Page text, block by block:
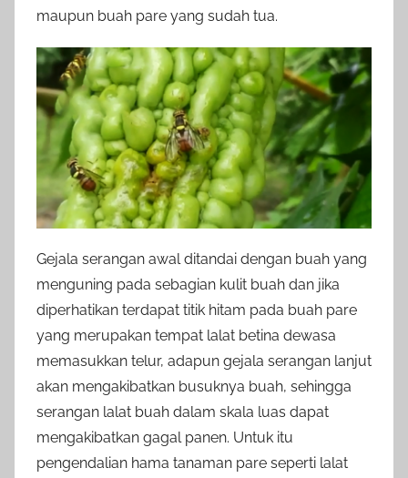
maupun buah pare yang sudah tua.
Gejala serangan awal ditandai dengan buah yang
menguning pada sebagian kulit buah dan jika
diperhatikan terdapat titik hitam pada buah pare
yang merupakan tempat lalat betina dewasa
memasukkan telur, adapun gejala serangan lanjut
akan mengakibatkan busuknya buah, sehingga
serangan lalat buah dalam skala luas dapat
mengakibatkan gagal panen. Untuk itu
pengendalian hama tanaman pare seperti lalat